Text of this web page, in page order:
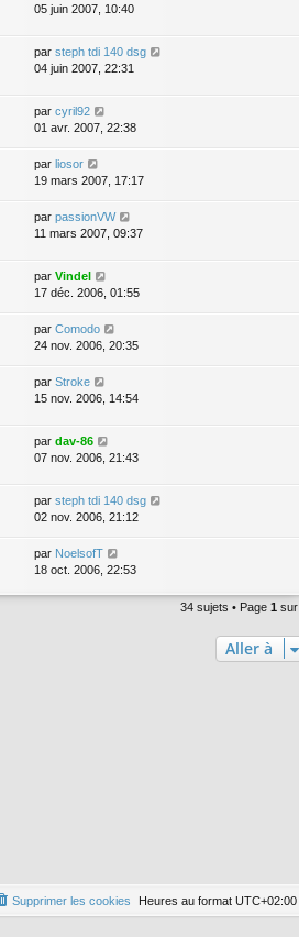
05 juin 2007, 10:40
par steph tdi 140 dsg
04 juin 2007, 22:31
par cyril92
01 avr. 2007, 22:38
par liosor
19 mars 2007, 17:17
par passionVW
11 mars 2007, 09:37
par Vindel
17 déc. 2006, 01:55
par Comodo
24 nov. 2006, 20:35
par Stroke
15 nov. 2006, 14:54
par dav-86
07 nov. 2006, 21:43
par steph tdi 140 dsg
02 nov. 2006, 21:12
par NoelsofT
18 oct. 2006, 22:53
34 sujets • Page 1 sur
Aller à
Heures au format UTC+02:00
Supprimer les cookies